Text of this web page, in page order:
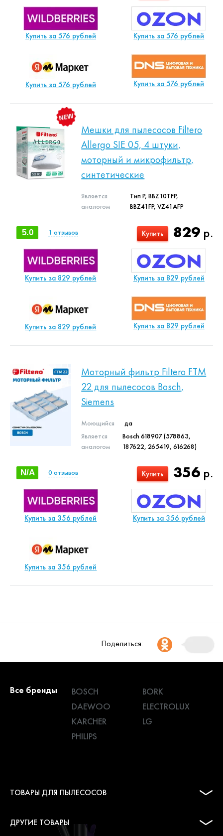
Купить за 576 рублей Купить за 576 рублей
Купить за 576 рублей Купить за 576 рублей
Мешки для пылесосов Filtero
Allergo SIE 05, 4 штуки,
моторный и микрофильтр,
синтетические
Является
аналогом
Тип P, BBZ10TFP,
BBZ41FP, VZ41AFP
829 р.
Купить
5.0 1 отзывов
Купить за 829 рублей Купить за 829 рублей
Купить за 829 рублей Купить за 829 рублей
Моторный фильтр Filtero FTM
22 для пылесосов Bosch,
Siemens
Моющийся
да
Является
аналогом
Bosch 618907 (578863,
187622, 265419, 616268)
356 р.
Купить
N/A 0 отзывов
Купить за 356 рублей Купить за 356 рублей
Купить за 356 рублей
Поделиться:
Все бренды BOSCH
BORK
DAEWOO
ELECTROLUX
KARCHER
LG
PHILIPS
ТОВАРЫ ДЛЯ ПЫЛЕСОСОВ
ДРУГИЕ ТОВАРЫ